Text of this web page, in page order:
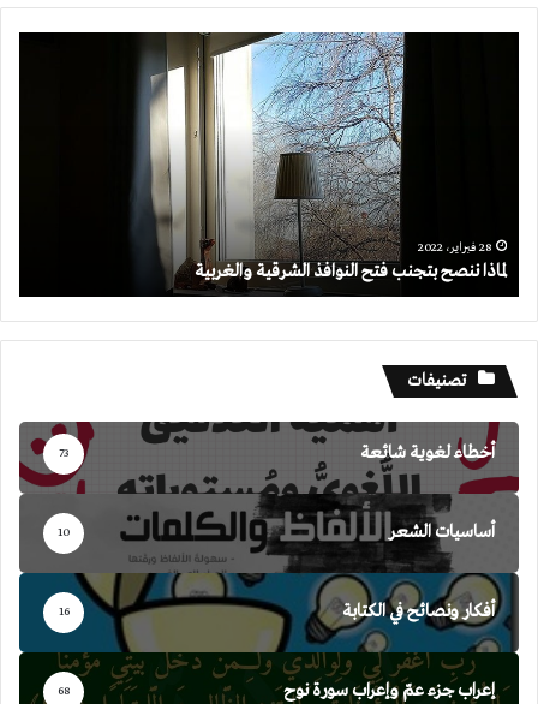
28 فبراير، 2022
لماذا ننصح بتجنب فتح النوافذ الشرقية والغربية
تصنيفات
أخطاء لغوية شائعة 73
أساسيات الشعر 10
أفكار ونصائح في الكتابة 16
إعراب جزء عمّ وإعراب سورة نوح 68